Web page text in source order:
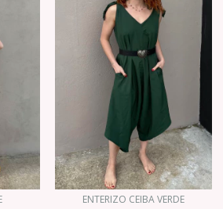
ENTERIZO CEIBA VERDE